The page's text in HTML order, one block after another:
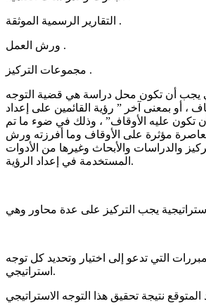
التقارير الرسمية الموثقة .
ورش العمل .
مجموعات التركيز .
يجب أن تكون محل دراسة هي قضية التوجه
، أو بمعنى آخر ” رؤية القائمين على إعداد
أن تكون عليه الأوقاف” ، وذلك في ضوء ما تم
مؤثرة على الأوقاف وما أفرزته ورش
والدراسات والأبحاث وغيرها من الأدوات
المستخدمة في إعداد الرؤية.
التي تدعو إلى اختيار وتحديد كل توجه
استراتيجي.